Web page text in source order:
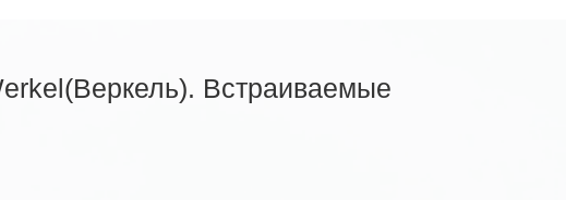
Встраиваемые